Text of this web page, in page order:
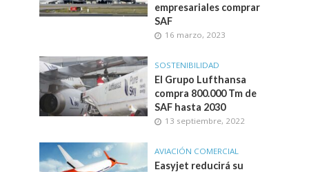
empresariales comprar
SAF
16 marzo, 2023
SOSTENIBILIDAD
El Grupo Lufthansa
compra 800.000 Tm de
SAF hasta 2030
13 septiembre, 2022
AVIACIÓN COMERCIAL
Easyjet reducirá su